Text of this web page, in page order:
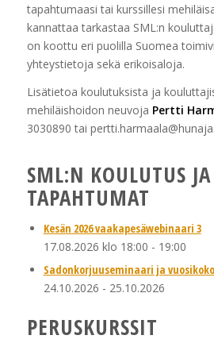
tapahtumaasi tai kurssillesi
kannattaa tarkastaa SML:n
on koottu eri puolilla Suomea
yhteystietoja sekä erikoisaloja.
Lisätietoa koulutuksista ja
mehiläishoidon neuvoja Pertti
3030890 tai
SML:N KOULUTUS JA
TAPAHTUMAT
Kesän 2026 vaakapesäwebinaari 3
17.08.2026 klo 18:00 - 19:00
Sadonkorjuuseminaari ja
24.10.2026 - 25.10.2026
PERUSKURSSIT